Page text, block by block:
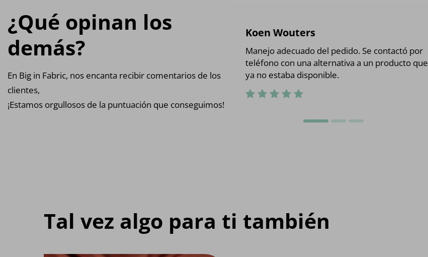
¿Qué opinan los
demás?
En Big in Fabric, nos encanta recibir comentarios de los
clientes,
¡Estamos orgullosos de la puntuación que conseguimos!
Koen Wouters
Manejo adecuado del pedido. Se contactó por
teléfono con una alternativa a un producto que
ya no estaba disponible.
Tal vez algo para ti también